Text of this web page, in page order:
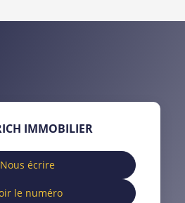
VOITURE
SUPERFICIE :
ECOLES ET CRÈCHES
IMMOBILIER
Nous écrire
le numéro